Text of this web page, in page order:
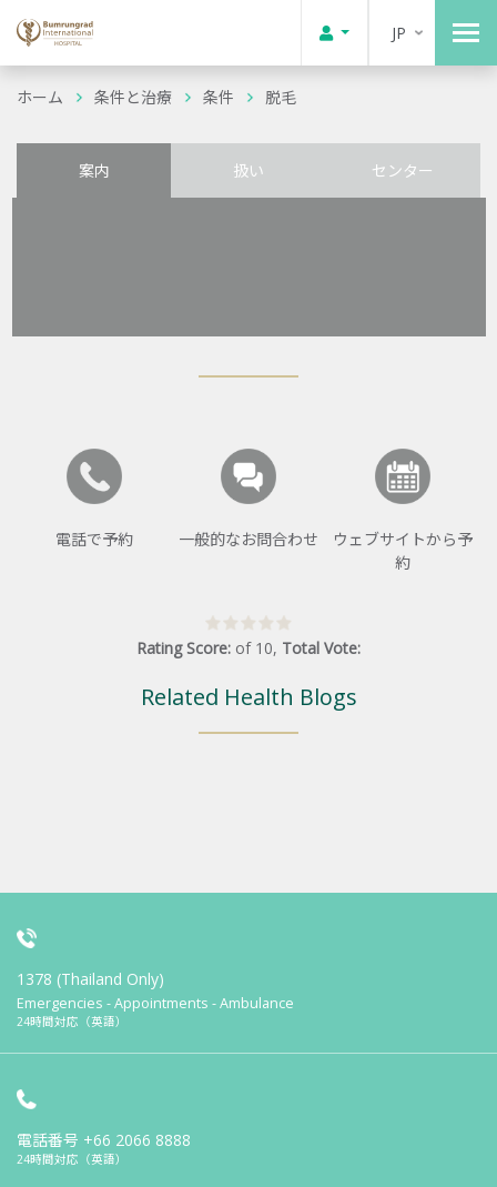
JP
ホーム 条件と治療 条件 脱毛
案内 扱い センター
電話で予約 一般的なお問合わせ
ウェブサイトから予
約
Rating Score: of 10, Total Vote:
Related Health Blogs
1378 (Thailand Only)
Emergencies - Appointments - Ambulance
24時間対応（英語）
電話番号 +66 2066 8888
24時間対応（英語）